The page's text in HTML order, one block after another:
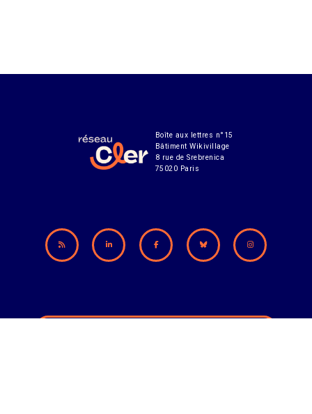
Boîte aux lettres n°15
Bâtiment Wikivillage
8 rue de Srebrenica
75020 Paris